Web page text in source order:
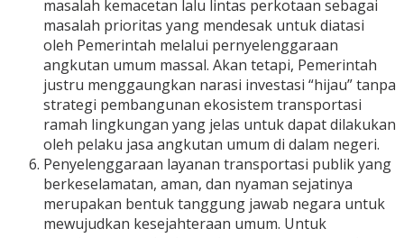
masalah kemacetan lalu lintas perkotaan sebagai
masalah prioritas yang mendesak untuk diatasi
oleh Pemerintah melalui pernyelenggaraan
angkutan umum massal. Akan tetapi, Pemerintah
justru menggaungkan narasi investasi “hijau” tanpa
strategi pembangunan ekosistem transportasi
ramah lingkungan yang jelas untuk dapat dilakukan
oleh pelaku jasa angkutan umum di dalam negeri.
Penyelenggaraan layanan transportasi publik yang
berkeselamatan, aman, dan nyaman sejatinya
merupakan bentuk tanggung jawab negara untuk
mewujudkan kesejahteraan umum. Untuk